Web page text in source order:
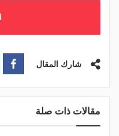
شارك المقال
مقالات ذات صلة